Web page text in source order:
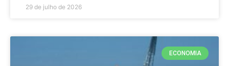
29 de julho de 2026
ECONOMIA